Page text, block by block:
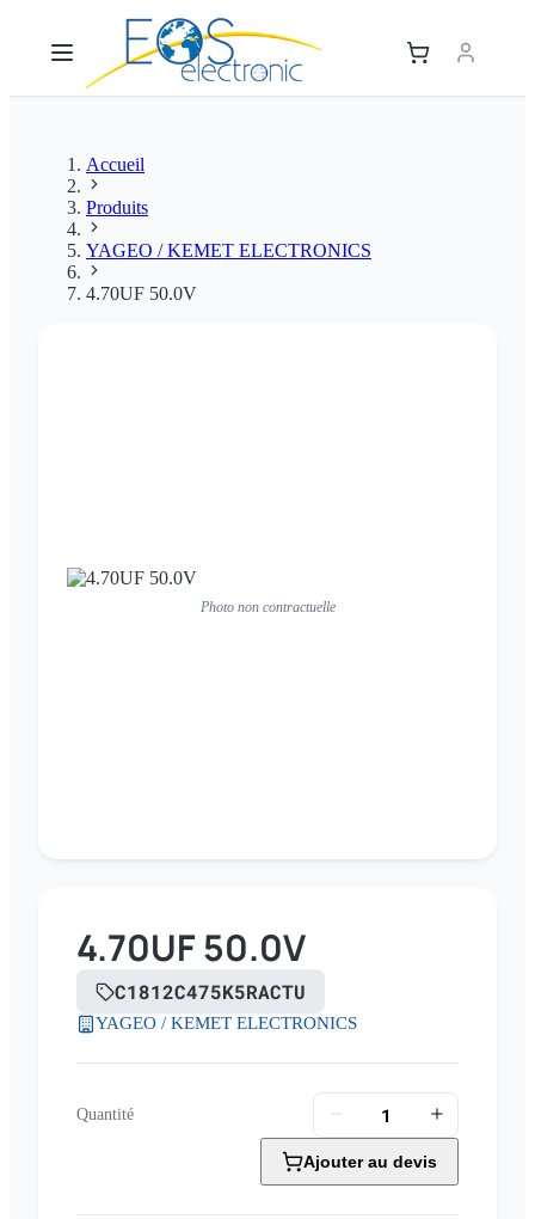
Accueil
Produits
YAGEO / KEMET ELECTRONICS
4.70UF 50.0V
Photo non contractuelle
4.70UF 50.0V
C1812C475K5RACTU
YAGEO / KEMET ELECTRONICS
Quantité
Ajouter au devis